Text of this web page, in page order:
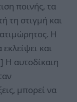
ποινής, τα
τη στιγμή και
Η
και
Η αυτοδίκαιη
μπορεί να